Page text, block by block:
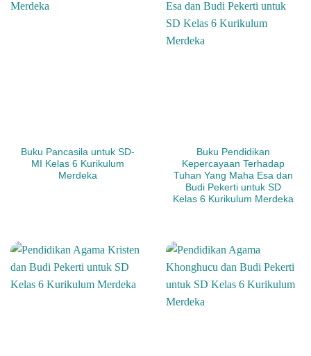
Buku Pancasila untuk SD-
MI Kelas 6 Kurikulum
Merdeka
Buku Pendidikan
Kepercayaan Terhadap
Tuhan Yang Maha Esa dan
Budi Pekerti untuk SD
Kelas 6 Kurikulum Merdeka